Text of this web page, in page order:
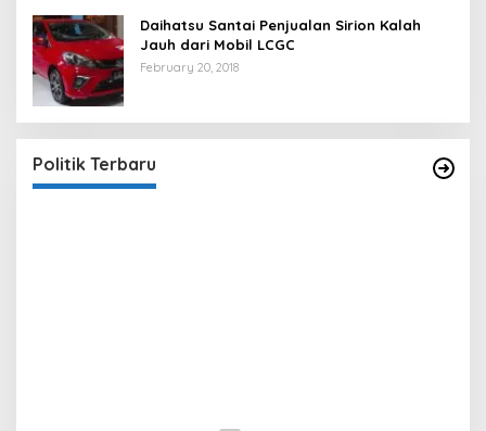
Daihatsu Santai Penjualan Sirion Kalah
Jauh dari Mobil LCGC
February 20, 2018
Politik Terbaru
Yasin
In Berita, Politik |